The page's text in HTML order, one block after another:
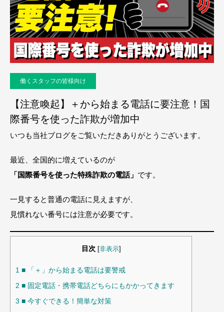
働くスタッフの皆様向け
【注意喚起】＋から始まる電話に要注意！国
際番号を使った詐欺が増加中
いつも当社ブログをご覧いただきありがとうございます。
最近、全国的に増えているのが
「国際番号を使った特殊詐欺の電話」 です。
一見すると普通の電話に見えますが、
見慣れない番号には注意が必要です。
目次 [非表示]
1 ■ 「＋」から始まる電話は要警戒
2 ■ 固定電話・携帯電話どちらにもかかってきます
3 ■ 今すぐできる！簡単な対策